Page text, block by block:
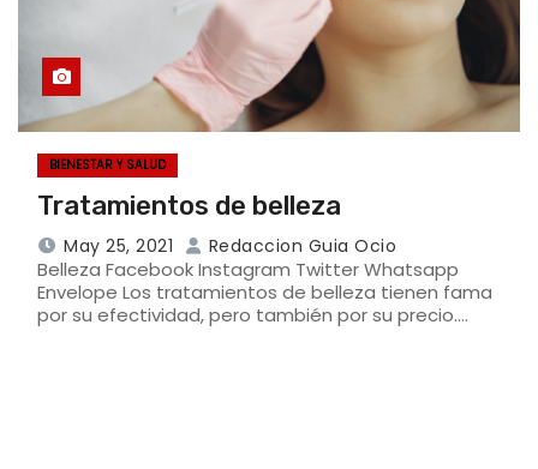
BIENESTAR Y SALUD
Tratamientos de belleza
May 25, 2021 Redaccion Guia Ocio
Belleza Facebook Instagram Twitter Whatsapp
Envelope Los tratamientos de belleza tienen fama
por su efectividad, pero también por su precio.…